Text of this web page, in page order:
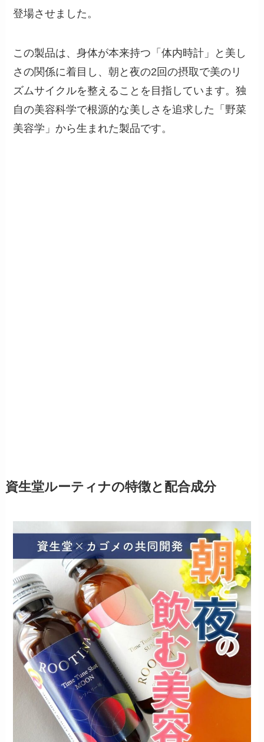
登場させました。
この製品は、身体が本来持つ「体内時計」と美し
さの関係に着目し、朝と夜の2回の摂取で美のリ
ズムサイクルを整えることを目指しています。独
自の美容科学で根源的な美しさを追求した「野菜
美容学」から生まれた製品です。
資生堂ルーティナの特徴と配合成分